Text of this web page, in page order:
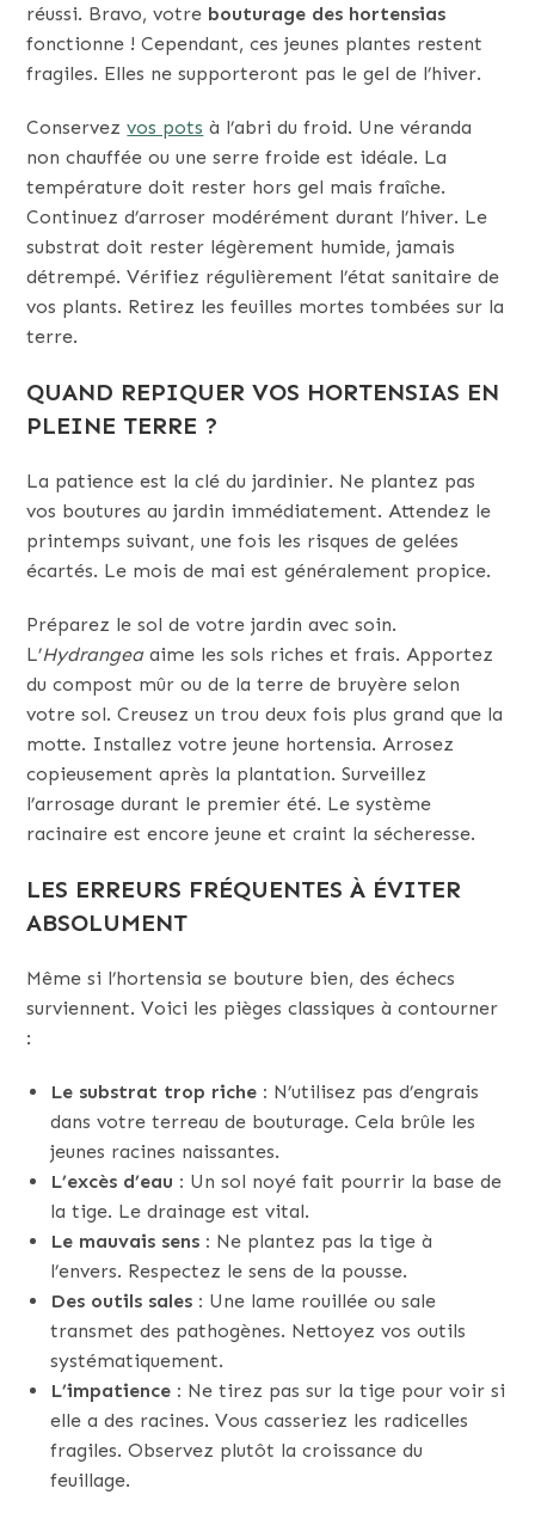
réussi. Bravo, votre bouturage des hortensias
fonctionne ! Cependant, ces jeunes plantes restent
fragiles. Elles ne supporteront pas le gel de l’hiver.
Conservezvos pots à l’abri du froid. Une véranda
non chauffée ou une serre froide est idéale. La
température doit rester hors gel mais fraîche.
Continuez d’arroser modérément durant l’hiver. Le
substrat doit rester légèrement humide, jamais
détrempé. Vérifiez régulièrement l’état sanitaire de
vos plants. Retirez les feuilles mortes tombées sur la
terre.
QUAND REPIQUER VOS HORTENSIAS EN
PLEINE TERRE ?
La patience est la clé du jardinier. Ne plantez pas
vos boutures au jardin immédiatement. Attendez le
printemps suivant, une fois les risques de gelées
écartés. Le mois de mai est généralement propice.
Préparez le sol de votre jardin avec soin.
L’Hydrangeaaime les sols riches et frais. Apportez
du compost mûr ou de la terre de bruyère selon
votre sol. Creusez un trou deux fois plus grand que la
motte. Installez votre jeune hortensia. Arrosez
copieusement après la plantation. Surveillez
l’arrosage durant le premier été. Le système
racinaire est encore jeune et craint la sécheresse.
LES ERREURS FRÉQUENTES À ÉVITER
ABSOLUMENT
Même si l’hortensia se bouture bien, des échecs
surviennent. Voici les pièges classiques à contourner
:
Le substrat trop riche : N’utilisez pas d’engrais
dans votre terreau de bouturage. Cela brûle les
jeunes racines naissantes.
L’excès d’eau : Un sol noyé fait pourrir la base de
la tige. Le drainage est vital.
Le mauvais sens : Ne plantez pas la tige à
l’envers. Respectez le sens de la pousse.
Des outils sales : Une lame rouillée ou sale
transmet des pathogènes. Nettoyez vos outils
systématiquement.
L’impatience : Ne tirez pas sur la tige pour voir si
elle a des racines. Vous casseriez les radicelles
fragiles. Observez plutôt la croissance du
feuillage.